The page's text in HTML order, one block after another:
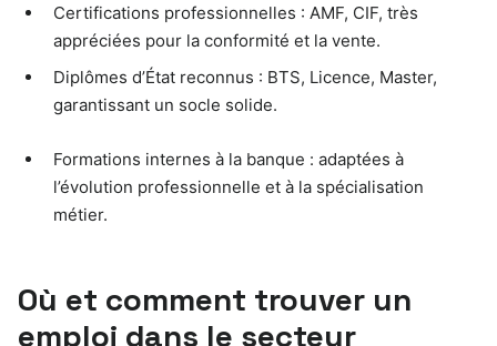
Certifications professionnelles : AMF, CIF, très
appréciées pour la conformité et la vente.
Diplômes d’État reconnus : BTS, Licence, Master,
garantissant un socle solide.
Formations internes à la banque : adaptées à
l’évolution professionnelle et à la spécialisation
métier.
Où et comment trouver un
emploi dans le secteur